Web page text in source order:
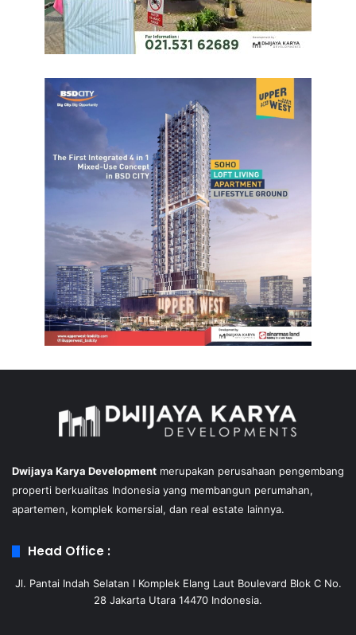
Dwijaya Karya Development merupakan perusahaan pengembang
properti berkualitas Indonesia yang membangun perumahan,
apartemen, komplek komersial, dan real estate lainnya.
Head Office :
Jl. Pantai Indah Selatan I Komplek Elang Laut Boulevard Blok C No.
28 Jakarta Utara 14470 Indonesia.